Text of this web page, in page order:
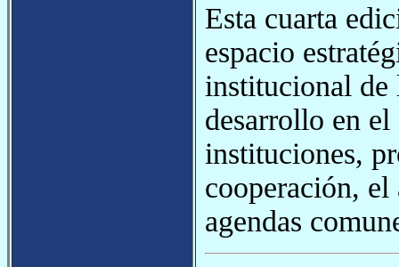
Esta cuarta
espacio
institucional de
desarrollo en
instituciones,
cooperación,
agendas